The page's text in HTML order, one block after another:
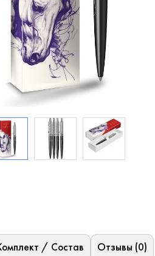
/ Состав Отзывы (0)